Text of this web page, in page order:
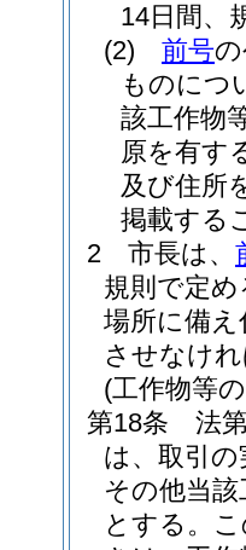
14日間、
(2)
前号
ものにつ
該工作物
原を有す
及び住所
掲載する
2
市長は、
規則で定
場所に備
させなけ
(工作物等
第18条
法
は、取引
その他当
とする。